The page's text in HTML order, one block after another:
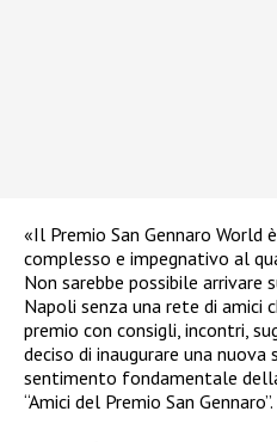
«Il Premio San Gennaro
complesso e impegnativo al
Non sarebbe possibile arrivare
Napoli senza una rete di amici
premio con consigli, incontri,
deciso di inaugurare una nuova
sentimento fondamentale
“Amici del Premio San Gennaro”.